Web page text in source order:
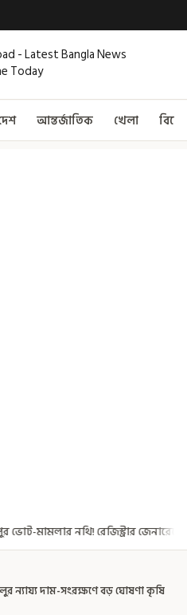
আন্তর্জাতিক খেলা
কাছে রিপোর্ট তলব ক্ষুব্ধ হাই
ন্যায্য দাম-সংরক্ষণে বড় ঘোষণা কৃষি